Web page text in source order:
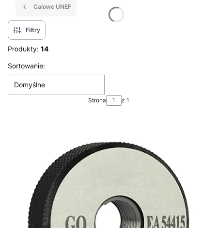
Calowe UNEF
Filtry
Produkty: 14
Lista produktów
Sortowanie:
Domyślne
Strona z 1